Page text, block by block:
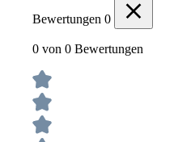
Bewertungen 0
0 von 0 Bewertungen